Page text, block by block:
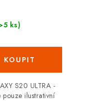
ks)
S20 ULTRA -
ilustrativní